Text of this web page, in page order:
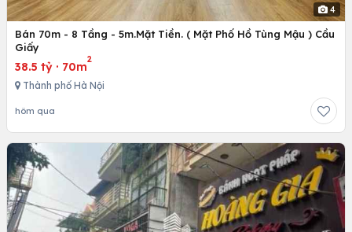
4
Bán 70m - 8 Tầng - 5m.Mặt Tiền. ( Mặt Phố Hồ Tùng Mậu ) Cầu
Giấy
38.5 tỷ · 70m
2
Thành phố Hà Nội
hôm qua